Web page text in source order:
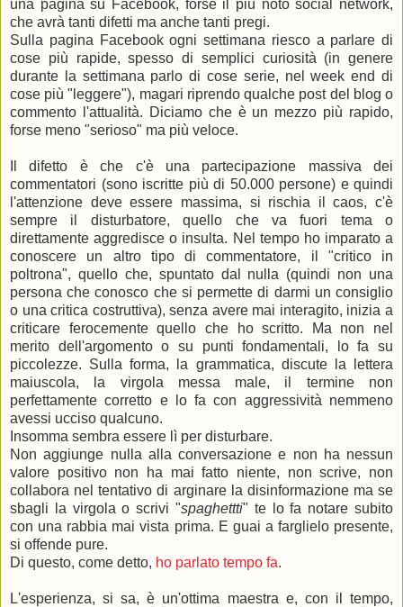
una pagina su Facebook, forse il più noto social network,
che avrà tanti difetti ma anche tanti pregi.
Sulla pagina Facebook ogni settimana riesco a parlare di
cose più rapide, spesso di semplici curiosità (in genere
durante la settimana parlo di cose serie, nel week end di
cose più "leggere"), magari riprendo qualche post del blog o
commento l'attualità. Diciamo che è un mezzo più rapido,
forse meno "serioso" ma più veloce.
Il difetto è che c'è una partecipazione massiva dei
commentatori (sono iscritte più di 50.000 persone) e quindi
l'attenzione deve essere massima, si rischia il caos, c'è
sempre il disturbatore, quello che va fuori tema o
direttamente aggredisce o insulta. Nel tempo ho imparato a
conoscere un altro tipo di commentatore, il "critico in
poltrona", quello che, spuntato dal nulla (quindi non una
persona che conosco che si permette di darmi un consiglio
o una critica costruttiva), senza avere mai interagito, inizia a
criticare ferocemente quello che ho scritto. Ma non nel
merito dell'argomento o su punti fondamentali, lo fa su
piccolezze. Sulla forma, la grammatica, discute la lettera
maiuscola, la virgola messa male, il termine non
perfettamente corretto e lo fa con aggressività nemmeno
avessi ucciso qualcuno.
Insomma sembra essere lì per disturbare.
Non aggiunge nulla alla conversazione e non ha nessun
valore positivo non ha mai fatto niente, non scrive, non
collabora nel tentativo di arginare la disinformazione ma se
sbagli la virgola o scrivi "spaghettti" te lo fa notare subito
con una rabbia mai vista prima. E guai a farglielo presente,
si offende pure.
Di questo, come detto, ho parlato tempo fa.
L'esperienza, si sa, è un'ottima maestra e, con il tempo,